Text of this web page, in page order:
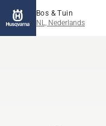
Bos & Tuin
NL, Nederlands